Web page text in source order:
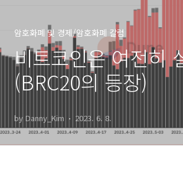
암호화폐 및 경제/암호화폐 칼럼
비트코인은 여전히
(BRC20의 등장)
by Danny_Kim 2023. 6. 8.